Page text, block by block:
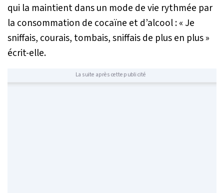
qui la maintient dans un mode de vie rythmée par
la consommation de cocaïne et d’alcool :« Je
sniffais, courais, tombais, sniffais de plus en plus »
écrit-elle.
La suite après cette publicité